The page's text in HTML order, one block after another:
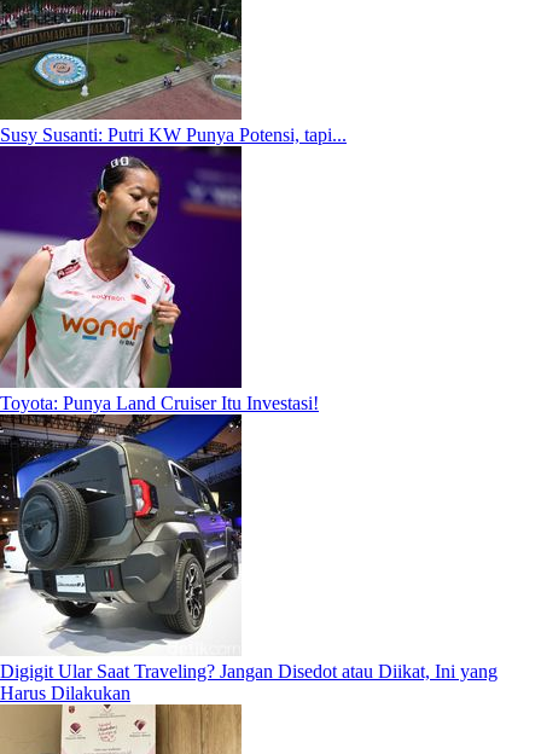
Susy Susanti: Putri KW Punya Potensi, tapi...
Toyota: Punya Land Cruiser Itu Investasi!
Digigit Ular Saat Traveling? Jangan Disedot atau Diikat, Ini yang
Harus Dilakukan